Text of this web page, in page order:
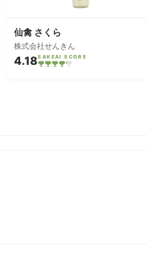
仙禽 さくら
株式会社せんきん
4.18SAKEAI SCORE